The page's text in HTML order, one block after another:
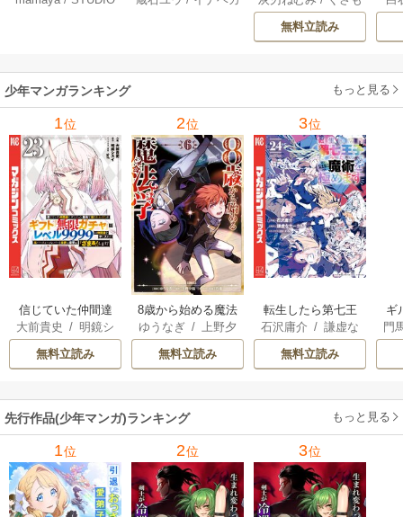
最強無双のおじさ
んはあらゆる種族
ミック） 6巻
ち
無料立読み
（
少年マンガランキング もっと見る
1位
信じていた仲間達
にダンジョン奥地
で殺されかけたが
ギフト『無限ガチ
の仲間達を手に入
れて元パーティー
メンバーと世界に
復讐＆『ざま
ぁ！』します！
大前貴史 / 明鏡シ
スイ/tef
無料立読み
2位
8歳から始める魔法
学
ゆうなぎ /
上野夕
陽/乃希
無料立読み
3位
転生したら第七王
子だったので、気
ままに魔術を極め
ます
石沢庸介 /謙虚な
サークル/メル。
無料立読み
ギ
門
先行作品(少年マンガ)ランキング もっと見る
1位 2位 3位